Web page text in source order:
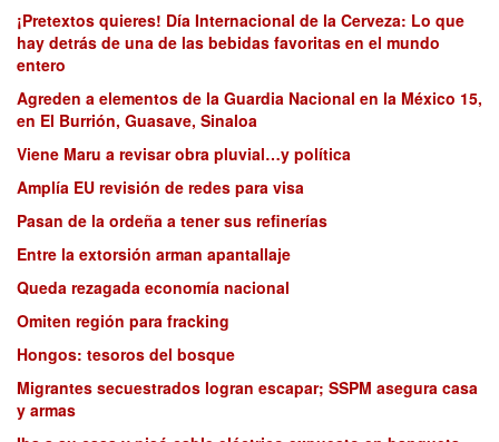
¡Pretextos quieres! Día Internacional de la Cerveza: Lo que
hay detrás de una de las bebidas favoritas en el mundo
entero
Agreden a elementos de la Guardia Nacional en la México 15,
en El Burrión, Guasave, Sinaloa
Viene Maru a revisar obra pluvial…y política
Amplía EU revisión de redes para visa
Pasan de la ordeña a tener sus refinerías
Entre la extorsión arman apantallaje
Queda rezagada economía nacional
Omiten región para fracking
Hongos: tesoros del bosque
Migrantes secuestrados logran escapar; SSPM asegura casa
y armas